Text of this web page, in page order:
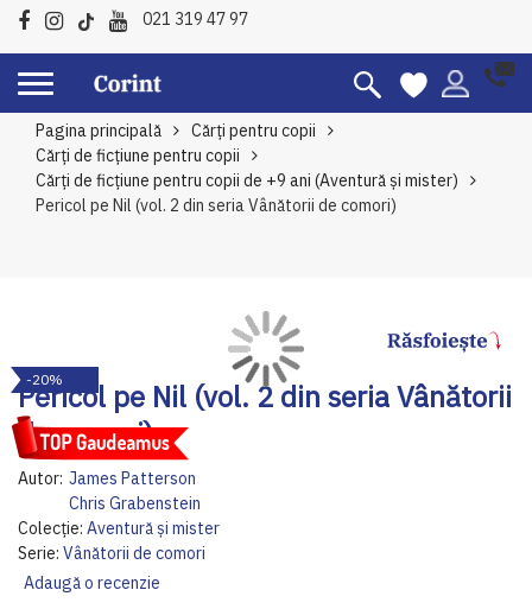
021 319 47 97
Pagina principală
Cărți pentru copii
Cărți de ficțiune pentru copii
Cărți de ficțiune pentru copii de +9 ani (Aventură și mister)
Pericol pe Nil (vol. 2 din seria Vânătorii de comori)
Pericol pe Nil (vol. 2 din seria Vânătorii
de comori)
Autor: James Patterson
Chris Grabenstein
Colecție: Aventură și mister
Serie: Vânătorii de comori
Adaugă o recenzie
to
the
end
of
the
images
gallery
-20%